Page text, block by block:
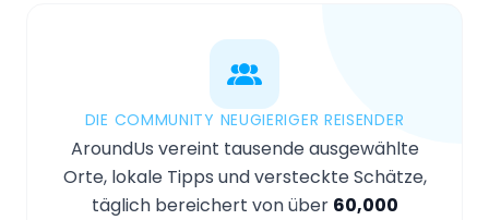
DIE COMMUNITY NEUGIERIGER REISENDER
AroundUs vereint tausende ausgewählte
Orte, lokale Tipps und versteckte Schätze,
täglich bereichert von über 60,000